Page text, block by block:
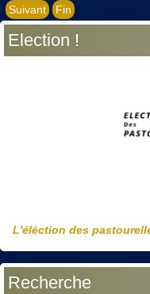
Suivant
Fin
Election !
L'éléction des
Recherche